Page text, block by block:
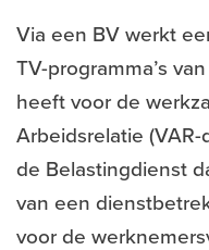
Via een BV werkt
TV-programma’s
heeft voor de
Arbeidsrelatie
de Belastingdienst
van een
voor de